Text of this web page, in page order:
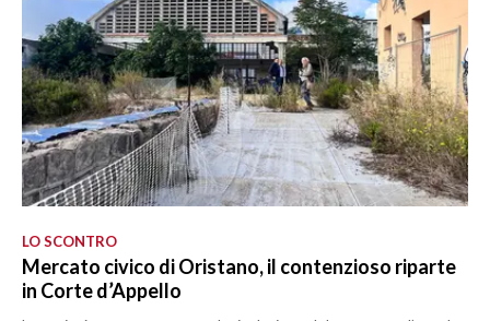
LO SCONTRO
Mercato civico di Oristano, il contenzioso riparte
in Corte d’Appello